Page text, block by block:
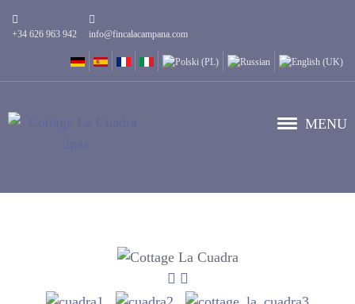
+34 626 963 942 info@fincalacampana.com
MENU